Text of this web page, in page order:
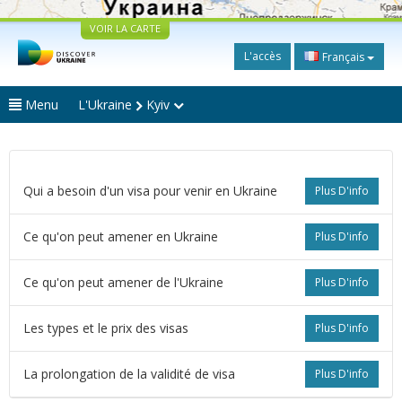
VOIR LA CARTE
L'accès Français
Menu L'Ukraine Kyiv
Plus D'info
Qui a besoin d'un visa pour venir en Ukraine
Plus D'info
Ce qu'on peut amener en Ukraine
Plus D'info
Ce qu'on peut amener de l'Ukraine
Plus D'info
Les types et le prix des visas
Plus D'info
La prolongation de la validité de visa